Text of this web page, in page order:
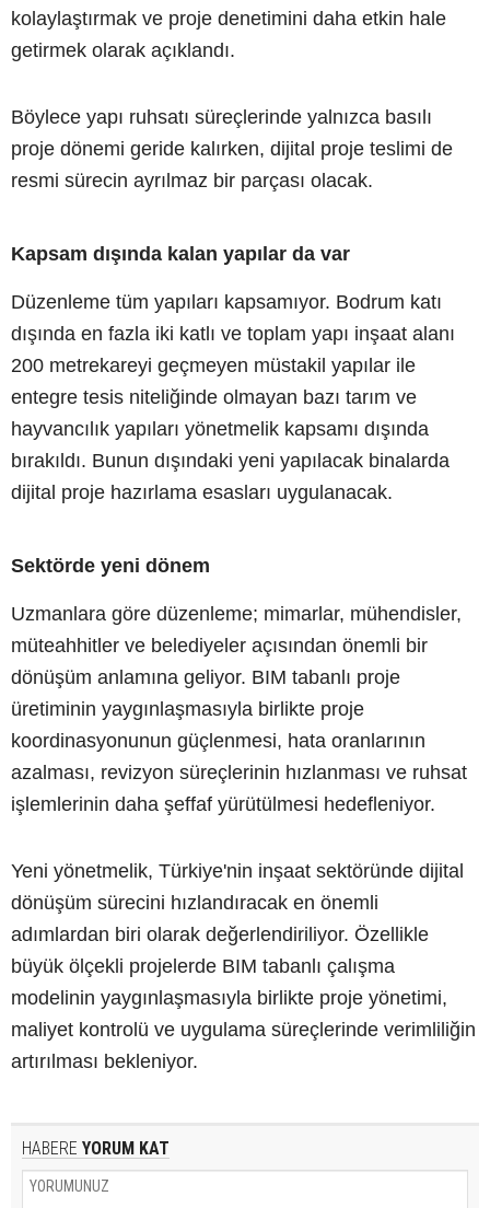
kolaylaştırmak ve proje denetimini daha etkin hale
getirmek olarak açıklandı.
Böylece yapı ruhsatı süreçlerinde yalnızca basılı
proje dönemi geride kalırken, dijital proje teslimi de
resmi sürecin ayrılmaz bir parçası olacak.
Kapsam dışında kalan yapılar da var
Düzenleme tüm yapıları kapsamıyor. Bodrum katı
dışında en fazla iki katlı ve toplam yapı inşaat alanı
200 metrekareyi geçmeyen müstakil yapılar ile
entegre tesis niteliğinde olmayan bazı tarım ve
hayvancılık yapıları yönetmelik kapsamı dışında
bırakıldı. Bunun dışındaki yeni yapılacak binalarda
dijital proje hazırlama esasları uygulanacak.
Sektörde yeni dönem
Uzmanlara göre düzenleme; mimarlar, mühendisler,
müteahhitler ve belediyeler açısından önemli bir
dönüşüm anlamına geliyor. BIM tabanlı proje
üretiminin yaygınlaşmasıyla birlikte proje
koordinasyonunun güçlenmesi, hata oranlarının
azalması, revizyon süreçlerinin hızlanması ve ruhsat
işlemlerinin daha şeffaf yürütülmesi hedefleniyor.
Yeni yönetmelik, Türkiye'nin inşaat sektöründe dijital
dönüşüm sürecini hızlandıracak en önemli
adımlardan biri olarak değerlendiriliyor. Özellikle
büyük ölçekli projelerde BIM tabanlı çalışma
modelinin yaygınlaşmasıyla birlikte proje yönetimi,
maliyet kontrolü ve uygulama süreçlerinde verimliliğin
artırılması bekleniyor.
HABERE YORUM KAT